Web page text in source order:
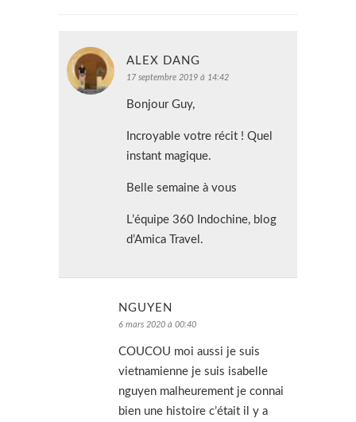
ALEX DANG
17 septembre 2019 à 14:42
Bonjour Guy,
Incroyable votre récit ! Quel
instant magique.
Belle semaine à vous
L’équipe 360 Indochine, blog
d’Amica Travel.
NGUYEN
6 mars 2020 à 00:40
COUCOU moi aussi je suis
vietnamienne je suis isabelle
nguyen malheurement je connai
bien une histoire c’était il y a